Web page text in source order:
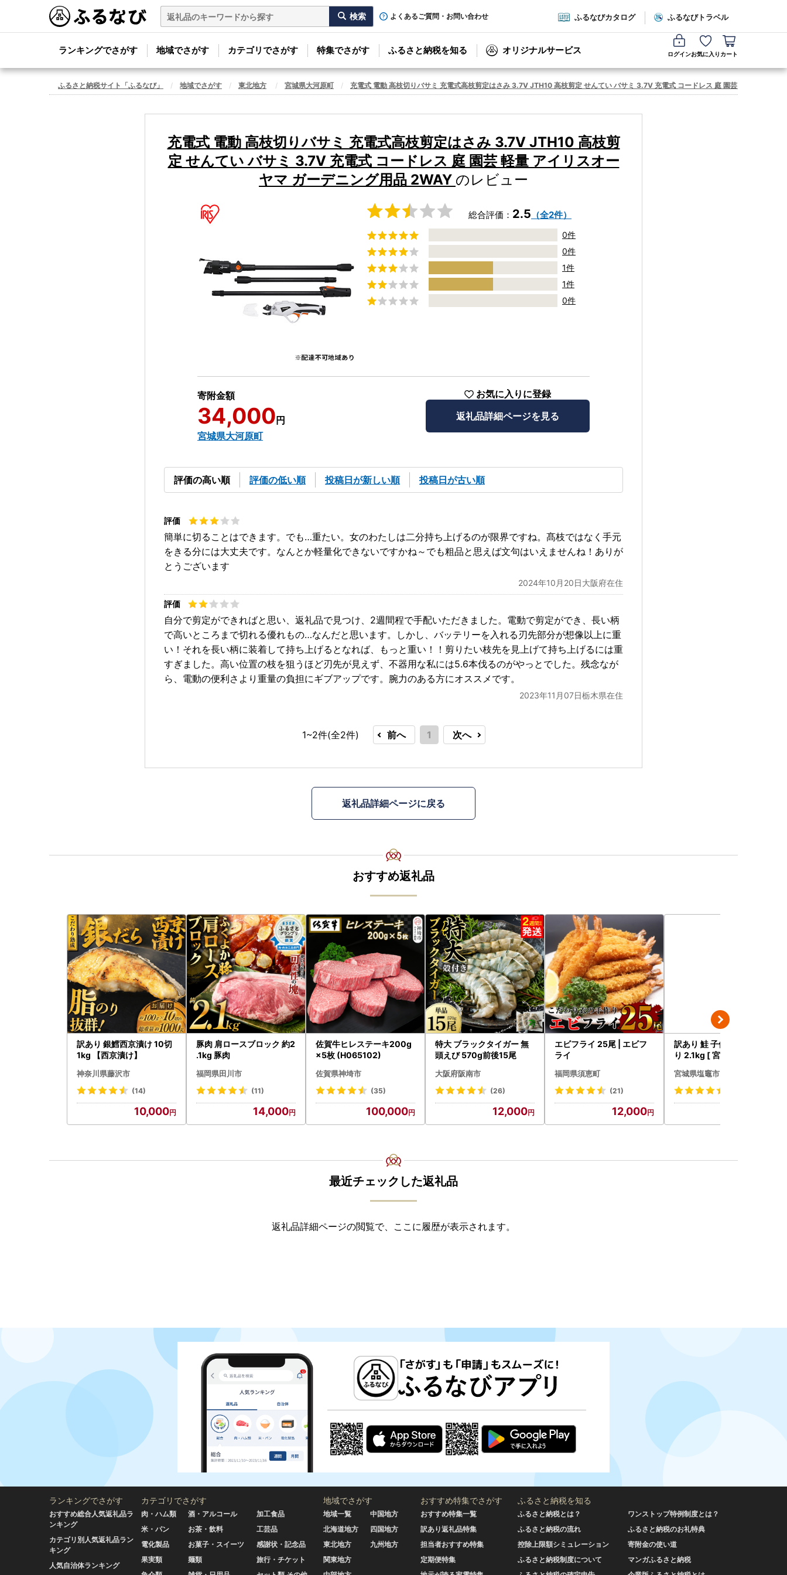
よくあるご質問・お問い合わせ ふるなびカタログ ふるなびトラベル
ランキングでさがす 地域でさがす カテゴリでさがす 特集でさがす ふるさと納税を知る オリジナルサービス ログインお気に入り カート
ふるさと納税サイト「ふるなび」 地域でさがす 東北地方 宮城県大河原町 充電式 電動 高枝切りバサミ 充電式高枝剪定はさみ 3.7V JTH10 高枝剪定 せんてい バサミ 3.7V 充電式 コードレス 庭 園芸 軽量 アイリ
充電式 電動 高枝切りバサミ 充電式高枝剪定はさみ 3.7V JTH10 高枝剪
定 せんてい バサミ 3.7V 充電式 コードレス 庭 園芸 軽量 アイリスオー
ヤマ ガーデニング用品 2WAY のレビュー
総合評価： 2.5 （全2件）
0件
0件
1件
1件
0件
寄附金額
34,000 円
宮城県大河原町
お気に入りに登録
返礼品詳細ページを見る
評価の高い順 評価の低い順 投稿日が新しい順 投稿日が古い順
簡単に切ることはできます。でも…重たい。女のわたしは二分持ち上げるのが限界ですね。髙枝ではなく手元
をきる分には大丈夫です。なんとか軽量化できないですかね～でも粗品と思えば文句はいえませんね！ありが
とうございます
2024年10月20日大阪府在住
自分で剪定ができればと思い、返礼品で見つけ、2週間程で手配いただきました。電動で剪定ができ、長い柄
で高いところまで切れる優れもの…なんだと思います。しかし、バッテリーを入れる刃先部分が想像以上に重
い！それを長い柄に装着して持ち上げるとなれば、もっと重い！！剪りたい枝先を見上げて持ち上げるには重
すぎました。高い位置の枝を狙うほど刃先が見えず、不器用な私には5.6本伐るのがやっとでした。残念なが
ら、電動の便利さより重量の負担にギブアップです。腕力のある方にオススメです。
2023年11月07日栃木県在住
1~2件(全2件) 前へ 1 次へ
返礼品詳細ページに戻る
おすすめ返礼品
訳あり 銀鱈西京漬け 10切
1kg 【西京漬け】
神奈川県藤沢市
(14)
10,000
豚肉 肩ロースブロック 約2
.1kg 豚肉
福岡県田川市
(11)
14,000
佐賀牛ヒレステーキ200g
×5枚 (H065102)
佐賀県神埼市
(35)
100,000
特大 ブラックタイガー 無
頭えび 570g前後15尾
大阪府阪南市
(26)
12,000
エビフライ 25尾 | エビフ
ライ
福岡県須恵町
(21)
12,000
訳あり 鮭 子供も安心 骨取
り 2.1kg [ 宮城県 塩竈市 ]
宮城県塩竈市
最近チェックした返礼品
返礼品詳細ページの閲覧で、ここに履歴が表示されます。
ランキングでさがす
おすすめ総合人気返礼品ラ
ンキング
カテゴリ別人気返礼品ラン
キング
人気自治体ランキング
カテゴリでさがす
肉・ハム類
米・パン
電化製品
果実類
酒・アルコール
お茶・飲料
お菓子・スイーツ
麺類
加工食品
工芸品
感謝状・記念品
旅行・チケット
地域でさがす
地域一覧
北海道地方
東北地方
関東地方
中国地方
四国地方
九州地方
おすすめ特集でさがす
おすすめ特集一覧
訳あり返礼品特集
担当者おすすめ特集
定期便特集
ふるさと納税を知る
ふるさと納税とは？
ふるさと納税の流れ
控除上限額シミュレーション
ふるさと納税制度について
ワンストップ特例制度とは？
ふるさと納税のお礼特典
寄附金の使い道
マンガふるさと納税